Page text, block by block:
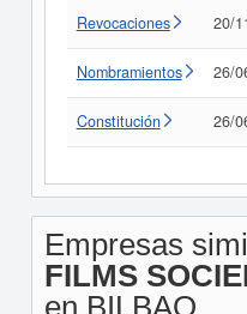
Revocaciones 20/
Nombramientos 26/
Constitución 26/
Empresas
FILMS
en BILBAO